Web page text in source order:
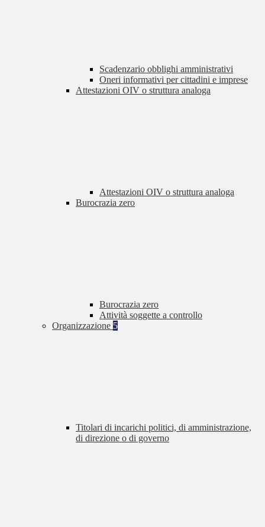
Scadenzario obblighi amministrativi
Oneri informativi per cittadini e imprese
Attestazioni OIV o struttura analoga
Attestazioni OIV o struttura analoga
Burocrazia zero
Burocrazia zero
Attività soggette a controllo
Organizzazione 5
Titolari di incarichi politici, di amministrazione,
di direzione o di governo